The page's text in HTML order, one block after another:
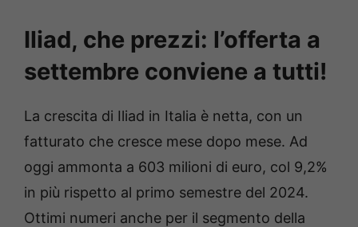
Iliad, che prezzi: l’offerta a
settembre conviene a tutti!
La crescita di Iliad in Italia è netta, con un
fatturato che cresce mese dopo mese. Ad
oggi ammonta a 603 milioni di euro, col 9,2%
in più rispetto al primo semestre del 2024.
Ottimi numeri anche per il segmento della